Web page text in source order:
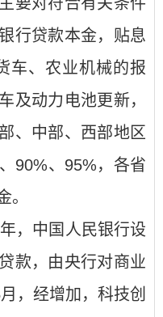
行贷款本金，贴息
车、农业机械的报
及动力电池更新，
、中部、西部地区
90%、95%，各省
。
，中国人民银行设
款，由央行对商业
，经增加，科技创